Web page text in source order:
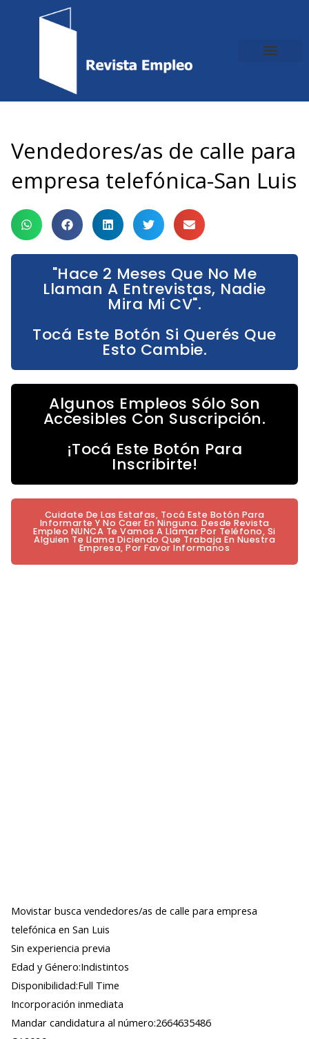
Vendedores/as de calle para
empresa telefónica-San Luis
"Hace 2 Meses Que No Me
Llaman A Entrevistas, Nadie
Mira Mi CV".
Tocá Este Botón Si Querés Que
Esto Cambie.
Algunos Empleos Sólo Son
Accesibles Con Suscripción.
¡Tocá Este Botón Para
Inscribirte!
Cuidate De Las Estafas, Tocá Este Botón Para
Informarte Y No Caer En Ninguna. Desde Revista
Empleo NUNCA Te Vamos A Llamar Por Teléfono, Si
Alguien Te Llama Diciendo Que Trabaja En Nuestra
Empresa, Por Favor Informanos
Movistar busca vendedores/as de calle para empresa
telefónica en San Luis
Sin experiencia previa
Edad y Género:Indistintos
Disponibilidad:Full Time
Incorporación inmediata
Mandar candidatura al número:2664635486